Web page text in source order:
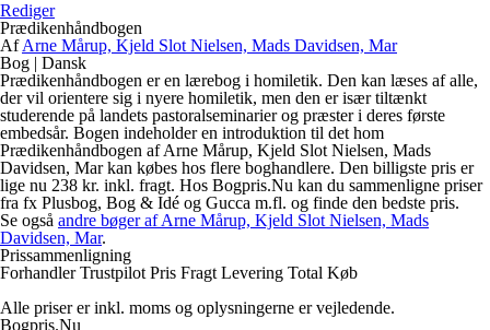
Rediger
Prædikenhåndbogen
AfArne Mårup, Kjeld Slot Nielsen, Mads Davidsen, Mar
Bog | Dansk
Prædikenhåndbogen er en lærebog i homiletik. Den kan læses af alle,
der vil orientere sig i nyere homiletik, men den er især tiltænkt
studerende på landets pastoralseminarier og præster i deres første
embedsår. Bogen indeholder en introduktion til det hom
Prædikenhåndbogen af Arne Mårup, Kjeld Slot Nielsen, Mads
Davidsen, Mar kan købes hos flere boghandlere. Den billigste pris er
lige nu 238 kr. inkl. fragt. Hos Bogpris.Nu kan du sammenligne priser
fra fx Plusbog, Bog & Idé og Gucca m.fl. og finde den bedste pris.
Se også andre bøger af Arne Mårup, Kjeld Slot Nielsen, Mads
Davidsen, Mar.
Prissammenligning
Forhandler Trustpilot Pris Fragt Levering Total Køb
Alle priser er inkl. moms og oplysningerne er vejledende.
Bogpris.Nu